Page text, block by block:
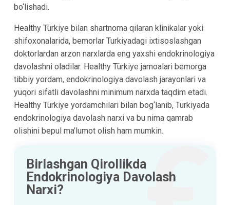
bo‘lishadi.
Healthy Türkiye bilan shartnoma qilaran klinikalar yoki
shifoxonalarida, bemorlar Turkiyadagi ixtisoslashgan
doktorlardan arzon narxlarda eng yaxshi endokrinologiya
davolashni oladilar. Healthy Türkiye jamoalari bemorga
tibbiy yordam, endokrinologiya davolash jarayonlari va
yuqori sifatli davolashni minimum narxda taqdim etadi.
Healthy Türkiye yordamchilari bilan bog‘lanib, Turkiyada
endokrinologiya davolash narxi va bu nima qamrab
olishini bepul ma’lumot olish ham mumkin.
Birlashgan Qirollikda
Endokrinologiya Davolash
Narxi?